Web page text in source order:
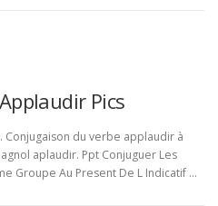
Pics
Conjugaison du verbe applaudir à
aplaudir. Ppt Conjuguer Les
Groupe Au Present De L Indicatif …